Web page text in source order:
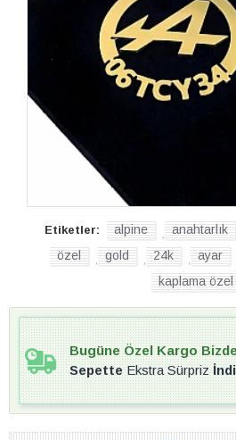
Etiketler: alpine anahtarlık
özel gold 24k ayar
kaplama özel
Bugüne Özel Kargo
SepetteEkstra Sürpriz